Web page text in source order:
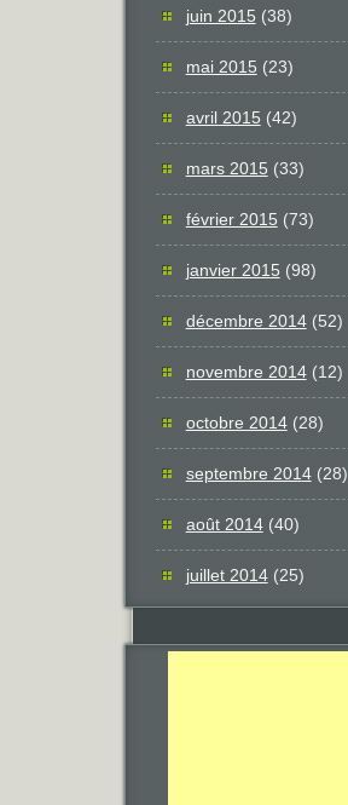
juin 2015(38)
mai 2015 (23)
avril 2015(42)
mars 2015(33)
février 2015(73)
janvier 2015(98)
décembre 2014(52)
novembre 2014(12)
octobre 2014(28)
septembre 2014(28)
août 2014(40)
juillet 2014(25)